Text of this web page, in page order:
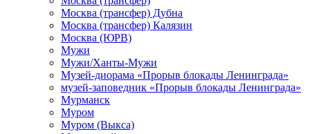
Москва (трансфер) Дубна
Москва (трансфер) Калязин
Москва (ЮРВ)
Мужи
Мужи/Ханты-Мужи
Музей-диорама «Прорыв блокады Ленинграда»
музей-заповедник «Прорыв блокады Ленинграда»
Мурманск
Муром
Муром (Выкса)